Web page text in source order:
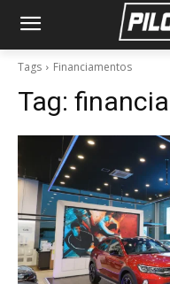
Tags Financiamentos
Tag: